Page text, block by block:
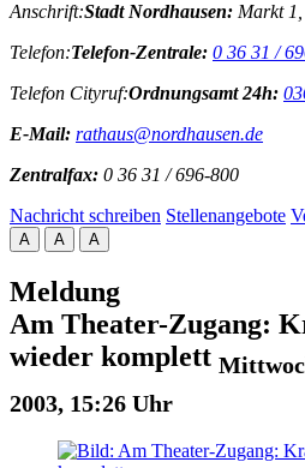
Anschrift:Stadt Nordhausen: Markt
Telefon:Telefon-Zentrale: 0 36 31 /
Telefon Cityruf:Ordnungsamt 24h:
E-Mail: rathaus@nordhausen.de
Zentralfax: 0 36 31 / 696-800
Nachricht schreiben Stellenangebote
A A A
Meldung
Am Theater-Zugang:
wieder komplett
2003, 15:26 Uhr